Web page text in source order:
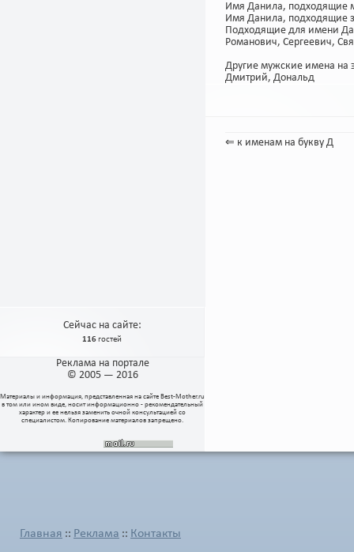
Сейчас на сайте:
116гостей
Реклама на портале
© 2005 — 2016
Материалы и информация, представленная на сайте Best-Mother.ru
в том или ином виде, носит информационно - рекомендательный
характер и ее нельзя заменить очной консультацией со
специалистом. Копирование материалов запрещено.
Имя Данила,
Имя Данила, подходящие
Подходящие для имени
Романович, Сергеевич,
Другие мужские имена на
Дмитрий, Дональд
⇐ к именам на букву Д
Главная :: Реклама :: Контакты